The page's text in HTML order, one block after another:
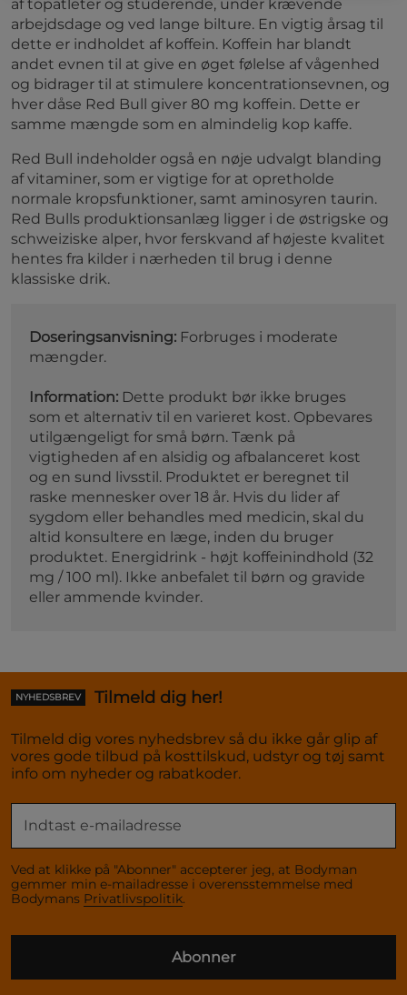
af topatleter og studerende, under krævende
arbejdsdage og ved lange bilture. En vigtig årsag til
dette er indholdet af koffein. Koffein har blandt
andet evnen til at give en øget følelse af vågenhed
og bidrager til at stimulere koncentrationsevnen, og
hver dåse Red Bull giver 80 mg koffein. Dette er
samme mængde som en almindelig kop kaffe.
Red Bull indeholder også en nøje udvalgt blanding
af vitaminer, som er vigtige for at opretholde
normale kropsfunktioner, samt aminosyren taurin.
Red Bulls produktionsanlæg ligger i de østrigske og
schweiziske alper, hvor ferskvand af højeste kvalitet
hentes fra kilder i nærheden til brug i denne
klassiske drik.
Doseringsanvisning: Forbruges i moderate
mængder.
Information: Dette produkt bør ikke bruges
som et alternativ til en varieret kost. Opbevares
utilgængeligt for små børn. Tænk på
vigtigheden af en alsidig og afbalanceret kost
og en sund livsstil. Produktet er beregnet til
raske mennesker over 18 år. Hvis du lider af
sygdom eller behandles med medicin, skal du
altid konsultere en læge, inden du bruger
produktet. Energidrink - højt koffeinindhold (32
mg / 100 ml). Ikke anbefalet til børn og gravide
eller ammende kvinder.
NYHEDSBREV Tilmeld dig her!
Tilmeld dig vores nyhedsbrev så du ikke går glip af
vores gode tilbud på kosttilskud, udstyr og tøj samt
info om nyheder og rabatkoder.
Ved at klikke på "Abonner" accepterer jeg, at Bodyman
gemmer min e-mailadresse i overensstemmelse med
Bodymans Privatlivspolitik.
Abonner